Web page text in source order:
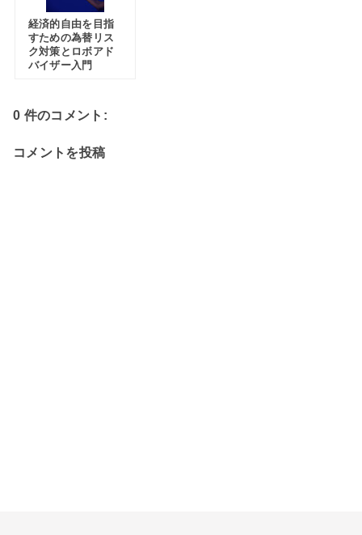
経済的自由を目指
すための為替リス
ク対策とロボアド
バイザー入門
0 件のコメント:
コメントを投稿